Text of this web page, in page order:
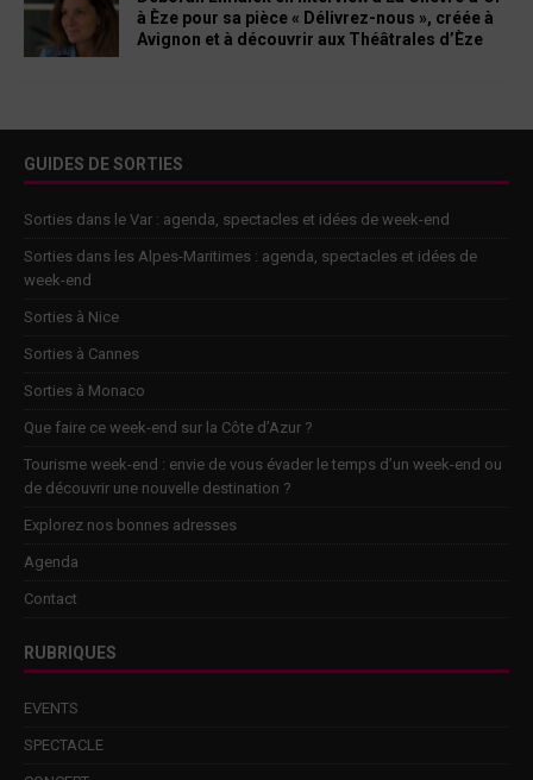
à Èze pour sa pièce « Délivrez-nous », créée à
Avignon et à découvrir aux Théâtrales d’Èze
GUIDES DE SORTIES
Sorties dans le Var : agenda, spectacles et idées de week-end
Sorties dans les Alpes-Maritimes : agenda, spectacles et idées de
week-end
Sorties à Nice
Sorties à Cannes
Sorties à Monaco
Que faire ce week-end sur la Côte d’Azur ?
Tourisme week-end : envie de vous évader le temps d’un week-end ou
de découvrir une nouvelle destination ?
Explorez nos bonnes adresses
Agenda
Contact
RUBRIQUES
EVENTS
SPECTACLE